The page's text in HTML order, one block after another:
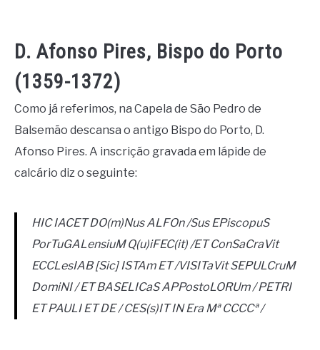
D. Afonso Pires, Bispo do Porto
(1359-1372)
Como já referimos, na Capela de São Pedro de
Balsemão descansa o antigo Bispo do Porto, D.
Afonso Pires. A inscrição gravada em lápide de
calcário diz o seguinte:
HIC IACET DO(m)Nus ALFOn /Sus EPiscopuS
PorTuGALensiuM Q(u)iFEC(it) /ET ConSaCraVit
ECCLesIAB [Sic] ISTAm ET /VISITaVit SEPULCruM
DomiNI / ET BASELICaS APPostoLORUm / PETRI
ET PAULI ET DE / CES(s)IT IN Era Mª CCCCª /